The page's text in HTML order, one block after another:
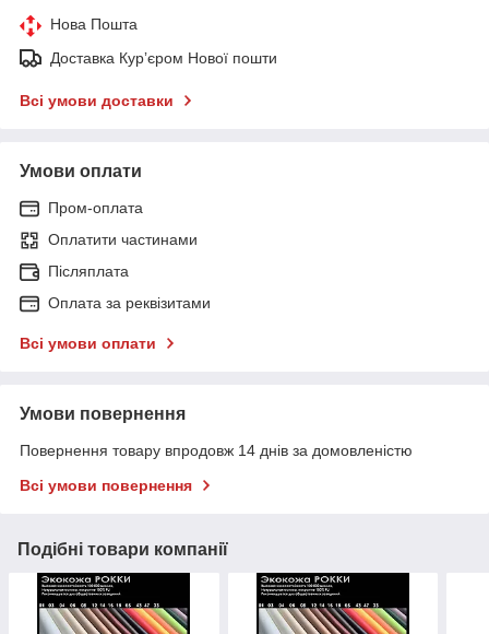
Нова Пошта
Доставка Курʼєром Нової пошти
Всі умови доставки
Умови оплати
Пром-оплата
Оплатити частинами
Післяплата
Оплата за реквізитами
Всі умови оплати
Умови повернення
Повернення товару впродовж 14 днів за домовленістю
Всі умови повернення
Подібні товари компанії